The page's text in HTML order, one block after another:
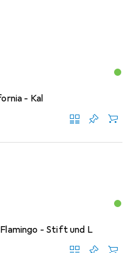
- Kal
- Stift und L